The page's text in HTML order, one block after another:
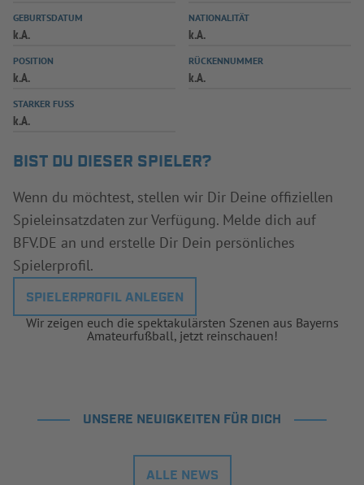
SPIELPLUS
GEBURTSDATUM
k.A.
NATIONALITÄT
k.A.
POSITION
k.A.
RÜCKENNUMMER
k.A.
STARKER FUSS
k.A.
BIST DU DIESER SPIELER?
Wenn du möchtest, stellen wir Dir Deine offiziellen
Spieleinsatzdaten zur Verfügung. Melde dich auf
BFV.DE an und erstelle Dir Dein persönliches
Spielerprofil.
SPIELERPROFIL ANLEGEN
Wir zeigen euch die spektakulärsten Szenen aus Bayerns
Amateurfußball, jetzt reinschauen!
UNSERE NEUIGKEITEN FÜR DICH
ALLE NEWS